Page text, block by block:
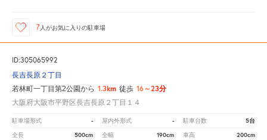
7 人がお気に入りの駐車場
ID:305065992
長吉長原２丁目
若林町一丁目第2公園から 1.3km 徒歩 16～23分
大阪府大阪市平野区長吉長原２丁目１４
駐車場形式 - 屋内外形式 - 駐車台数 5台
全長 500cm 全幅 190cm 車高 200cm